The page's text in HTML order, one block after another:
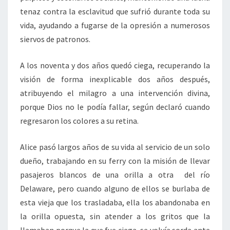
tenaz contra la esclavitud que sufrió durante toda su
vida, ayudando a fugarse de la opresión a numerosos
siervos de patronos.
A los noventa y dos años quedó ciega, recuperando la
visión de forma inexplicable dos años después,
atribuyendo el milagro a una intervención divina,
porque Dios no le podía fallar, según declaró cuando
regresaron los colores a su retina.
Alice pasó largos años de su vida al servicio de un solo
dueño, trabajando en su ferry con la misión de llevar
pasajeros blancos de una orilla a otra del río
Delaware, pero cuando alguno de ellos se burlaba de
esta vieja que los trasladaba, ella los abandonaba en
la orilla opuesta, sin atender a los gritos que la